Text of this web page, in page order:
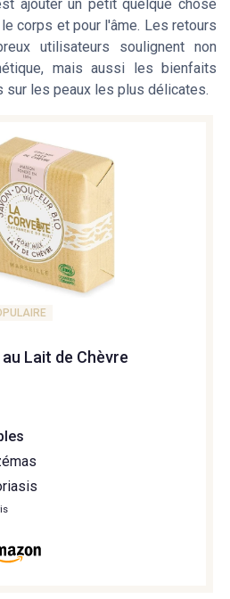
ajouter un petit quelque chose
corps et pour l'âme. Les retours
utilisateurs soulignent non
mais aussi les bienfaits
les peaux les plus délicates.
Lait de Chèvre